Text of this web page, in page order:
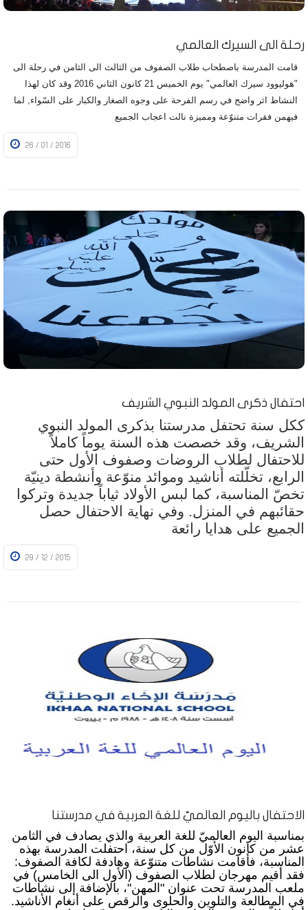
رحلة الى السيرك العالمي
قامت المدرسة باصطحاب طلاب الصفوف من الثالث الى الثامن في رحلة الى
"هوليوود سيرك العالمي" يوم الخميس 21 كانون الثاني 2016 وقد كان لهذا
النشاط اثر واضح في رسم الفرحة على وجوه الصغار والكبار على السّواء, لما
فيهمن فقرات متنوّعة ومميزة نالت اعجاب الجميع
26 / 01 / 2016
احتفال ذكرى المولد النبوي الشريف
ككل سنة تحتفل مدرستنا بذكرى المولد النبوي
الشريف، وقد خصصت هذه السنة يوماً كاملاً
للاحتفال لطلاب الروضات وصفوف الأول حتى
الرابع، تخلّلته أناشيد وموائد منوّعة وأنشطة دينيّة
تخصّ المناسبة، كما لبس الأولاد ثياباً جديدة وتركوا
حقائبهم في المنزل. وفي نهاية الاحتفال حصل
الجميع على هدايا رائعة
29 / 12 / 2015
الاحتفال باليوم العالميّ للغة العربية في مدرستنا
بمناسبة اليوم العالميّ للغة العربية والذي يصادف في الثامن
عشر من كانون الأوّل من كل سنة، احتفلت المدرسة بهذه
المناسبة، فأقامت نشاطات متنوّعة وهادفة لكافة الصفوف:
فقد أقيم مهرجان لطلاب الصفوف (الأول الى الخامس) في
ملعب المدرسة تحت عنوان "المهن"، بالإضافة إلى نشاطات
في المطالعة والتلوين والحلوى والرقص على أنغام الأناشيد.